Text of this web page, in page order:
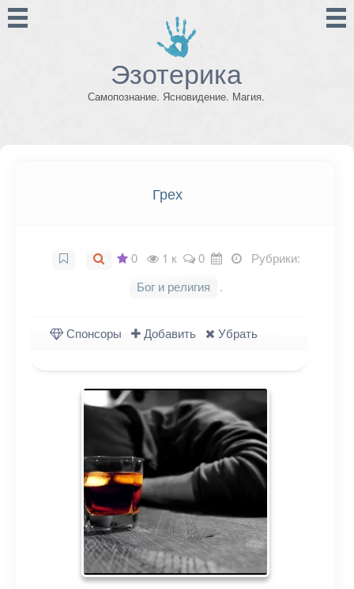
Эзотерика
Самопознание. Ясновидение. Магия.
Грех
0 1 к 0
Рубрики:
Бог и религия
.
Спонсоры Добавить Убрать